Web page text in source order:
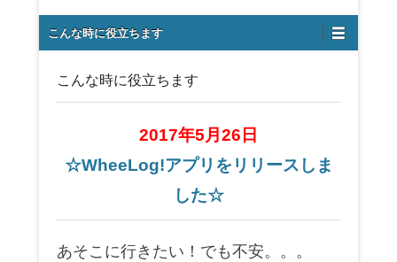
第2メニュー
こんな時に役立ちます
こんな時に役立ちます
2017年5月26日
☆WheeLog!アプリをリリースしま
した☆
あそこに行きたい！でも不安。。。